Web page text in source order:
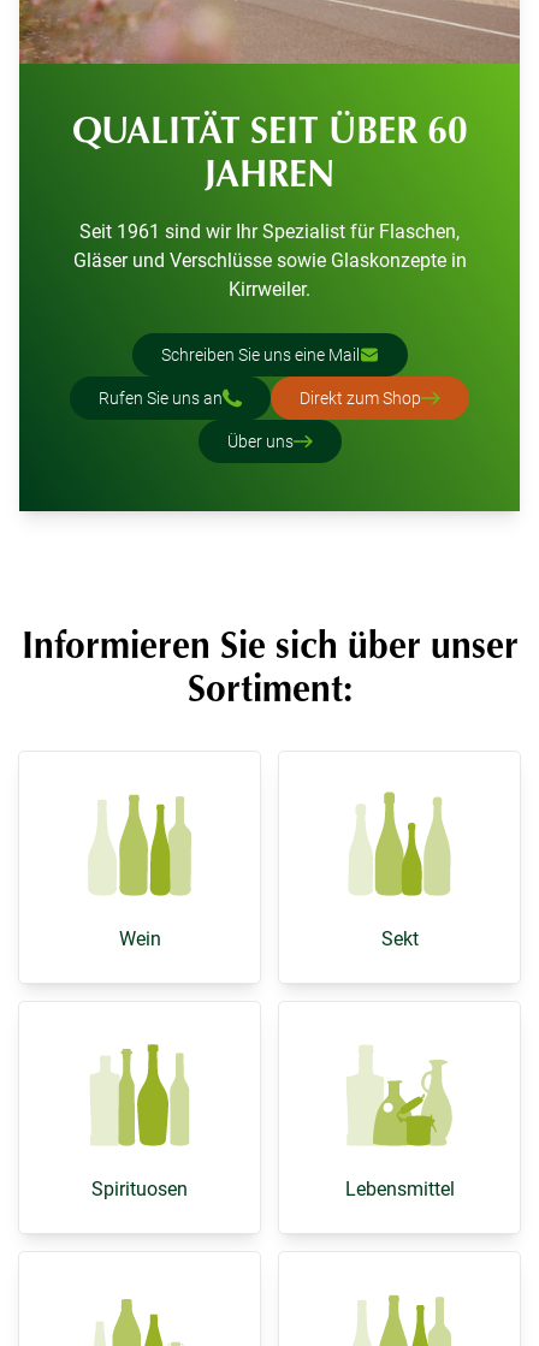
QUALITÄT SEIT ÜBER 60
JAHREN
Seit 1961 sind wir Ihr Spezialist für Flaschen,
Gläser und Verschlüsse sowie Glaskonzepte in
Kirrweiler.
Schreiben Sie uns eine Mail
Rufen Sie uns an Direkt zum Shop
Über uns
Informieren Sie sich über unser
Sortiment:
Wein Sekt
Spirituosen Lebensmittel